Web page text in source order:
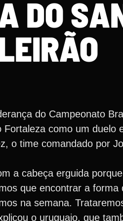
DO
do Campeonato
como um duelo
o time comandado por
a cabeça erguida
que encontrar a forma
na semana.
o uruguaio, que